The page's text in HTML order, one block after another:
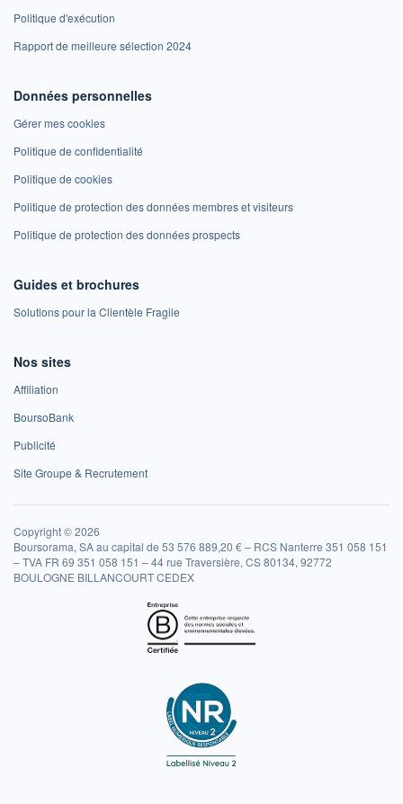
Politique d'exécution
Rapport de meilleure sélection 2024
Données personnelles
Gérer mes cookies
Politique de confidentialité
Politique de cookies
Politique de protection des données membres et visiteurs
Politique de protection des données prospects
Guides et brochures
Solutions pour la Clientèle Fragile
Nos sites
Affiliation
BoursoBank
Publicité
Site Groupe & Recrutement
Copyright © 2026
Boursorama, SA au capital de 53 576 889,20 € – RCS Nanterre 351 058 151
– TVA FR 69 351 058 151 – 44 rue Traversière, CS 80134, 92772
BOULOGNE BILLANCOURT CEDEX